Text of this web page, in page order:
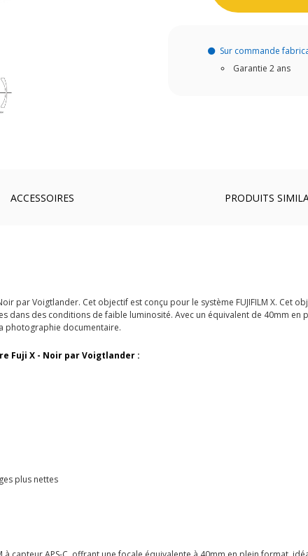
Sur commande
Garantie 2 ans
ACCESSOIRES PRODUITS
par Voigtlander. Cet objectif est conçu pour le système FUJIFILM X. Cet
dans des conditions de faible luminosité. Avec un équivalent de 40mm
photographie documentaire.
Fuji X - Noir par Voigtlander :
plus nettes